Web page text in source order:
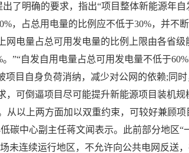
了明确的要求，指出“项目整体新能源年自
，占总用电量的比例应不低于30%，并不
网电量占总可用发电量的比例上限由各省级
”“自发自用电量占总可用发电量不低于
项目自身负荷消纳，减少对公网的依赖;同
，可倒逼项目尽可能提升新能源项目装机规
从以上两方面加以双重约束，可较好兼顾项
碳中心副主任蒋文闻表示。此前部分地区“
未连续运行地区，不允许向公共电网反送